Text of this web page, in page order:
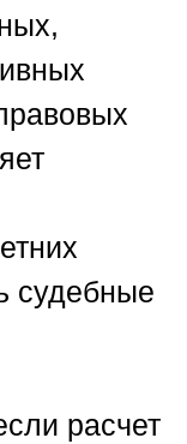
судебные
расчет